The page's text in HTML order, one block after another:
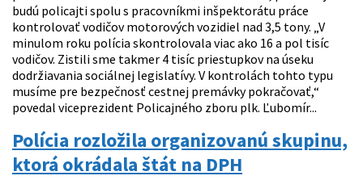
budú policajti spolu s pracovníkmi inšpektorátu práce
kontrolovať vodičov motorových vozidiel nad 3,5 tony. „V
minulom roku polícia skontrolovala viac ako 16 a pol tisíc
vodičov. Zistili sme takmer 4 tisíc priestupkov na úseku
dodržiavania sociálnej legislatívy. V kontrolách tohto typu
musíme pre bezpečnosť cestnej premávky pokračovať,“
povedal viceprezident Policajného zboru plk. Ľubomír...
Polícia rozložila organizovanú skupinu,
ktorá okrádala štát na DPH